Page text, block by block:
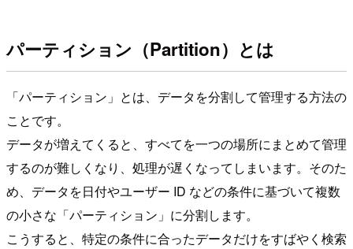
パーティション（Partition）とは
「パーティション」とは、データを分割して管理する方法の
ことです。
データが増えてくると、すべてを一つの場所にまとめて管理
するのが難しくなり、処理が遅くなってしまいます。そのた
め、データを日付やユーザー ID などの条件に基づいて複数
の小さな「パーティション」に分割します。
こうすると、特定の条件に合ったデータだけをすばやく検索